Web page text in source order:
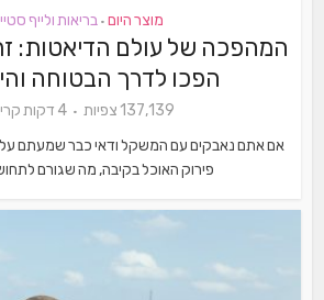
בריאות ולייף • מוצר היום
המהפכה של עולם הדיאטות:
הפכו לדרך הבטוחה
137,139 צפיות
4 דקות קריאה
אם אתם נאבקים עם המשקל ודאי כבר שמעתם
פירוק האוכל בקיבה, מה שגורם